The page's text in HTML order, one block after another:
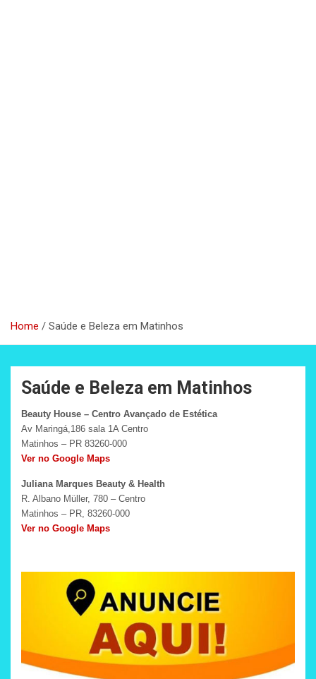
Home Saúde e Beleza em Matinhos
Saúde e Beleza em Matinhos
Beauty House – Centro Avançado de Estética
Av Maringá,186 sala 1A Centro
Matinhos – PR 83260-000
Ver no Google Maps
Juliana Marques Beauty & Health
R. Albano Müller, 780 – Centro
Matinhos – PR, 83260-000
Ver no Google Maps